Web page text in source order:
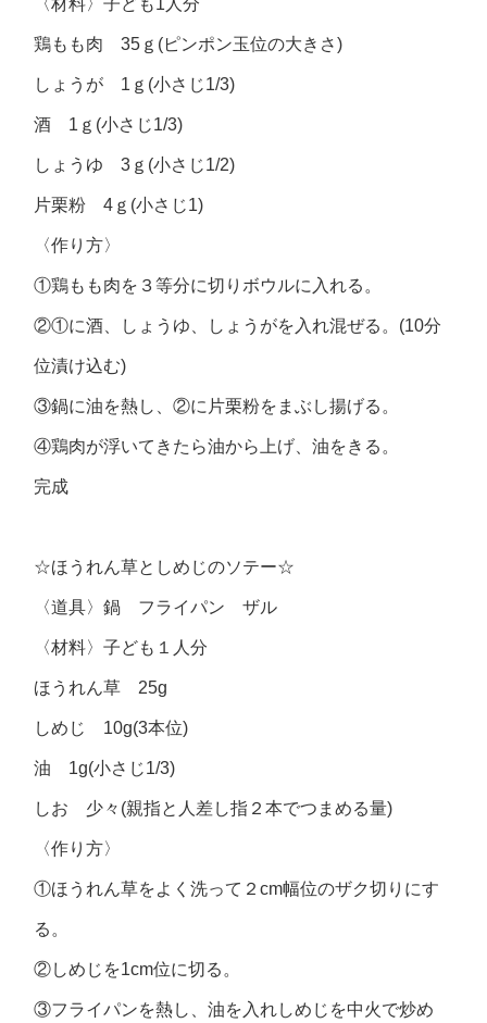
〈材料〉子ども1人分
鶏もも肉 35ｇ(ピンポン玉位の大きさ)
しょうが 1ｇ(小さじ1/3)
酒 1ｇ(小さじ1/3)
しょうゆ 3ｇ(小さじ1/2)
片栗粉 4ｇ(小さじ1)
〈作り方〉
①鶏もも肉を３等分に切りボウルに入れる。
②①に酒、しょうゆ、しょうがを入れ混ぜる。(10分
位漬け込む)
③鍋に油を熱し、②に片栗粉をまぶし揚げる。
④鶏肉が浮いてきたら油から上げ、油をきる。
完成
☆ほうれん草としめじのソテー☆
〈道具〉鍋 フライパン ザル
〈材料〉子ども１人分
ほうれん草 25g
しめじ 10g(3本位)
油 1g(小さじ1/3)
しお 少々(親指と人差し指２本でつまめる量)
〈作り方〉
①ほうれん草をよく洗って２cm幅位のザク切りにす
る。
②しめじを1cm位に切る。
③フライパンを熱し、油を入れしめじを中火で炒め